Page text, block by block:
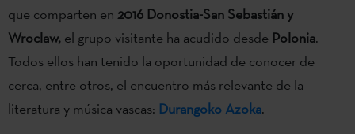
que comparten en 2016 Donostia-San Sebastián y
Wroclaw, el grupo visitante ha acudido desde Polonia.
Todos ellos han tenido la oportunidad de conocer de
cerca, entre otros, el encuentro más relevante de la
literatura y música vascas: Durangoko Azoka.